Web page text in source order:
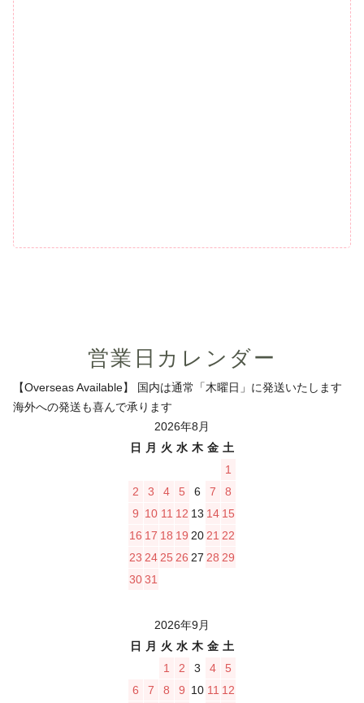
営業日カレンダー
【Overseas Available】 国内は通常「木曜日」に発送いたします
海外への発送も喜んで承ります
2026年8月
日
月 火 水 木 金 土
1
2
3 4 5 6 7
8
9 10 11 12 13 14 15
16 17 18 19 20 21 22
23 24 25 26 27 28 29
3031
2026年9月
日
月 火 水 木 金 土
1
2 3 4
5
6
7 8 9 10 11 12